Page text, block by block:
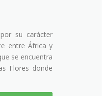
su carácter
entre África y
se encuentra
Flores donde